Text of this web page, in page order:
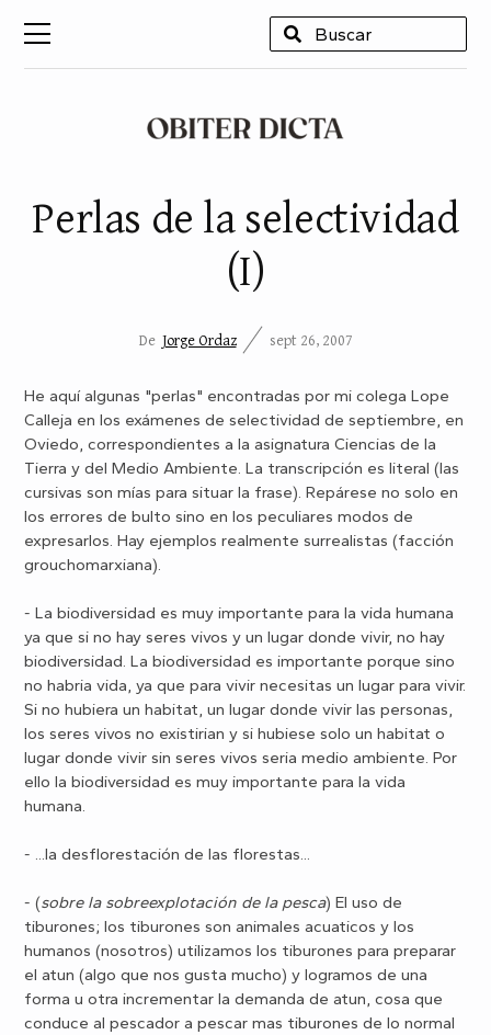
Perlas de la selectividad
(I)
De Jorge Ordaz sept 26, 2007
He aquí algunas "perlas" encontradas por mi colega Lope
Calleja en los exámenes de selectividad de septiembre, en
Oviedo, correspondientes a la asignatura Ciencias de la
Tierra y del Medio Ambiente. La transcripción es literal (las
cursivas son mías para situar la frase). Repárese no solo en
los errores de bulto sino en los peculiares modos de
expresarlos. Hay ejemplos realmente surrealistas (facción
grouchomarxiana).
- La biodiversidad es muy importante para la vida humana
ya que si no hay seres vivos y un lugar donde vivir, no hay
biodiversidad. La biodiversidad es importante porque sino
no habria vida, ya que para vivir necesitas un lugar para vivir.
Si no hubiera un habitat, un lugar donde vivir las personas,
los seres vivos no existirian y si hubiese solo un habitat o
lugar donde vivir sin seres vivos seria medio ambiente. Por
ello la biodiversidad es muy importante para la vida
humana.
- ...la desflorestación de las florestas...
- (sobre la sobreexplotación de la pesca) El uso de
tiburones; los tiburones son animales acuaticos y los
humanos (nosotros) utilizamos los tiburones para preparar
el atun (algo que nos gusta mucho) y logramos de una
forma u otra incrementar la demanda de atun, cosa que
conduce al pescador a pescar mas tiburones de lo normal